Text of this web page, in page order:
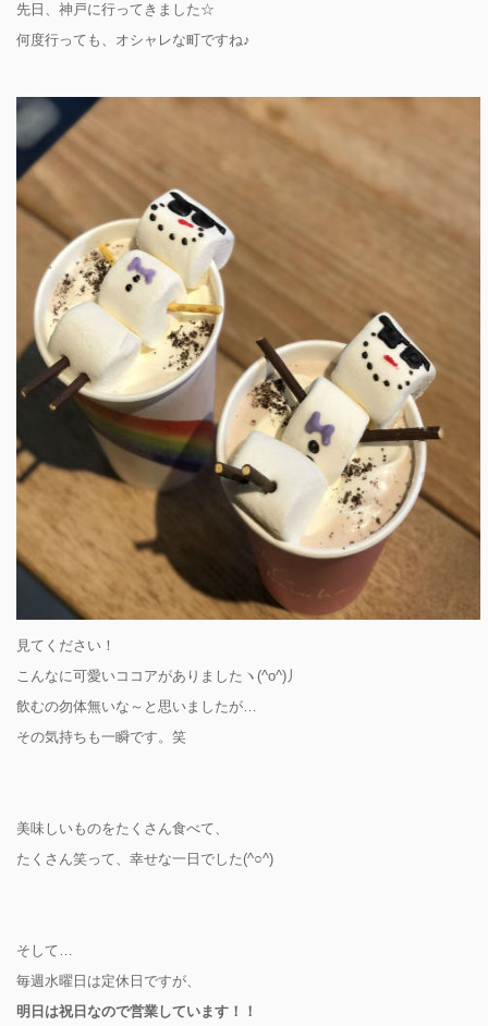
先日、神戸に行ってきました☆
何度行っても、オシャレな町ですね♪
見てください！
こんなに可愛いココアがありましたヽ(^o^)丿
飲むの勿体無いな～と思いましたが…
その気持ちも一瞬です。笑
美味しいものをたくさん食べて、
たくさん笑って、幸せな一日でした(^○^)
そして…
毎週水曜日は定休日ですが、
明日は祝日なので営業しています！！